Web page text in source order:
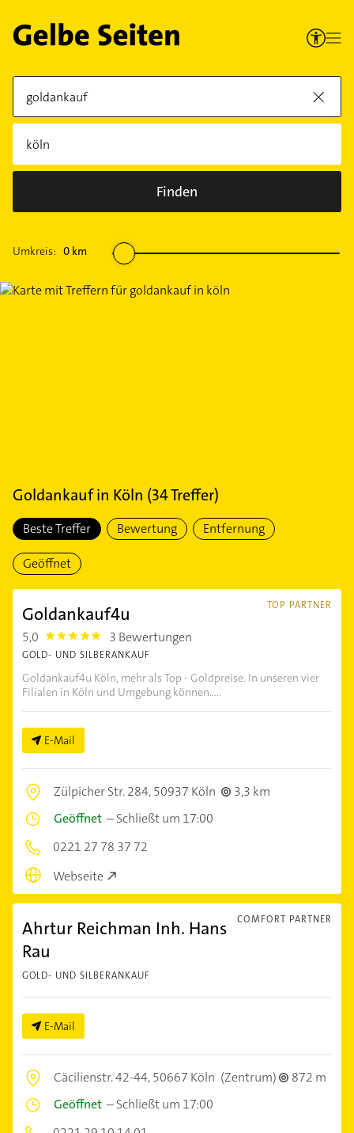
Finden
Umkreis: 0 km
Goldankaufin Köln (34Treffer)
Beste Treffer Bewertung Entfernung
Geöffnet
TOP PARTNER
Goldankauf4u
5,0 5.0 3 Bewertungen
GOLD- UND SILBERANKAUF
Goldankauf4u Köln, mehr als Top - Goldpreise. In unseren vier
Filialen in Köln und Umgebung können.....
E-Mail
Zülpicher Str. 284,50937 Köln
3,3 km
Geöffnet –Schließt um 17:00
0221 27 78 37 72
Webseite
COMFORT PARTNER
Ahrtur Reichman Inh. Hans
Rau
GOLD- UND SILBERANKAUF
E-Mail
Cäcilienstr. 42-44,50667 Köln (Zentrum)
872 m
Geöffnet –Schließt um 17:00